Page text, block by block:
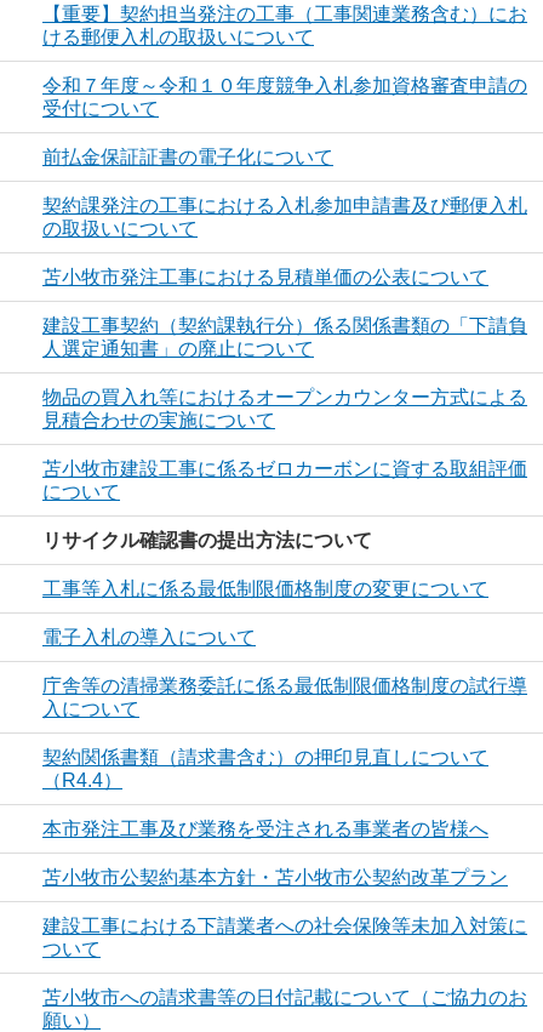
【重要】契約担当発注の工事（工事関連業務含む）にお
ける郵便入札の取扱いについて
令和７年度～令和１０年度競争入札参加資格審査申請の
受付について
前払金保証証書の電子化について
契約課発注の工事における入札参加申請書及び郵便入札
の取扱いについて
苫小牧市発注工事における見積単価の公表について
建設工事契約（契約課執行分）係る関係書類の「下請負
人選定通知書」の廃止について
物品の買入れ等におけるオープンカウンター方式による
見積合わせの実施について
苫小牧市建設工事に係るゼロカーボンに資する取組評価
について
リサイクル確認書の提出方法について
工事等入札に係る最低制限価格制度の変更について
電子入札の導入について
庁舎等の清掃業務委託に係る最低制限価格制度の試行導
入について
契約関係書類（請求書含む）の押印見直しについて
（R4.4）
本市発注工事及び業務を受注される事業者の皆様へ
苫小牧市公契約基本方針・苫小牧市公契約改革プラン
建設工事における下請業者への社会保険等未加入対策に
ついて
苫小牧市への請求書等の日付記載について（ご協力のお
願い）